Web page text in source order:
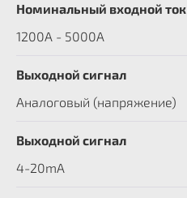
Номинальный входной ток
1200А - 5000А
Выходной сигнал
Аналоговый (напряжение)
Выходной сигнал
4-20mA